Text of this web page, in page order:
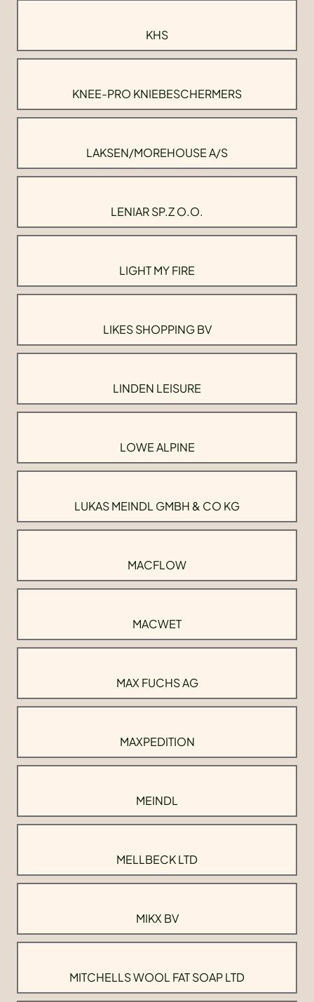
KHS
KNEE-PRO KNIEBESCHERMERS
LAKSEN/MOREHOUSE A/S
LENIAR SP.Z O.O.
LIGHT MY FIRE
LIKES SHOPPING BV
LINDEN LEISURE
LOWE ALPINE
LUKAS MEINDL GMBH & CO KG
MACFLOW
MACWET
MAX FUCHS AG
MAXPEDITION
MEINDL
MELLBECK LTD
MIKX BV
MITCHELLS WOOL FAT SOAP LTD